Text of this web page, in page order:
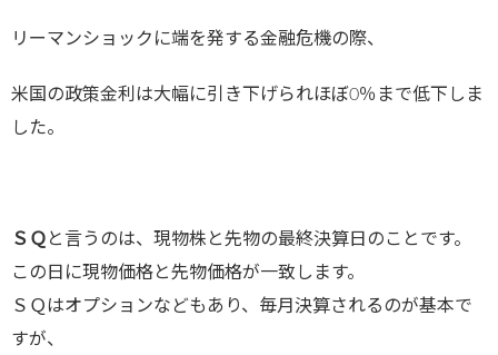
リーマンショックに端を発する金融危機の際、
米国の政策金利は大幅に引き下げられほぼ0％まで低下しま
した。
ＳＱ と言うのは、現物株と先物の最終決算日のことです。
この日に現物価格と先物価格が一致します。
ＳＱはオプションなどもあり、毎月決算されるのが基本で
すが、